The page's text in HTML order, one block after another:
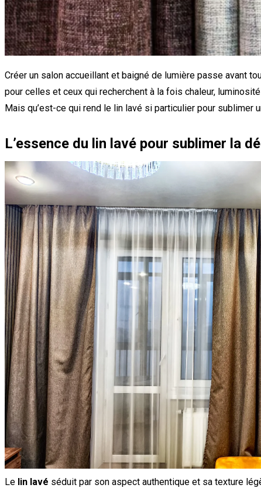
Créer un salon accueillant et baigné de lumière passe avant
pour celles et ceux qui recherchent à la fois chaleur,
Mais qu’est-ce qui rend le lin lavé si particulier pour
L’essence du lin lavé pour sublimer la
Le lin lavé séduit par son aspect authentique et sa texture